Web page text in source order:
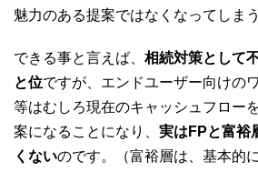
魅力のある提案ではなくなってしま
できる事と言えば、 相続対策として
と位ですが、エンドユーザー向けの
等はむしろ現在のキャッシュフロー
案になることになり、 実はFPと富裕
くないのです。（富裕層は、基本的